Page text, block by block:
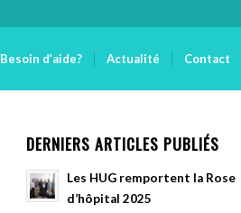
Besoin d’aide? Actualité Contact
DERNIERS ARTICLES PUBLIÉS
Les HUG remportent la Rose
d’hôpital 2025